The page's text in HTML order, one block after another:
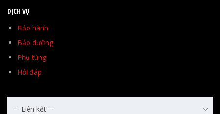
DỊCH VỤ
Bảo hành
Bảo dưỡng
Phụ tùng
Hỏi đáp
-- Liên kết --